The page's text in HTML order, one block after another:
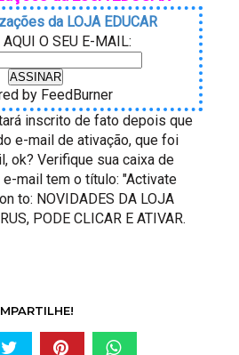
da LOJA EDUCAR
AQUI O SEU E-MAIL:
by FeedBurner
inscrito de fato depois que
e-mail de ativação, que foi
ok? Verifique sua caixa de
e-mail tem o título: "Activate
to: NOVIDADES DA LOJA
PODE CLICAR E ATIVAR.